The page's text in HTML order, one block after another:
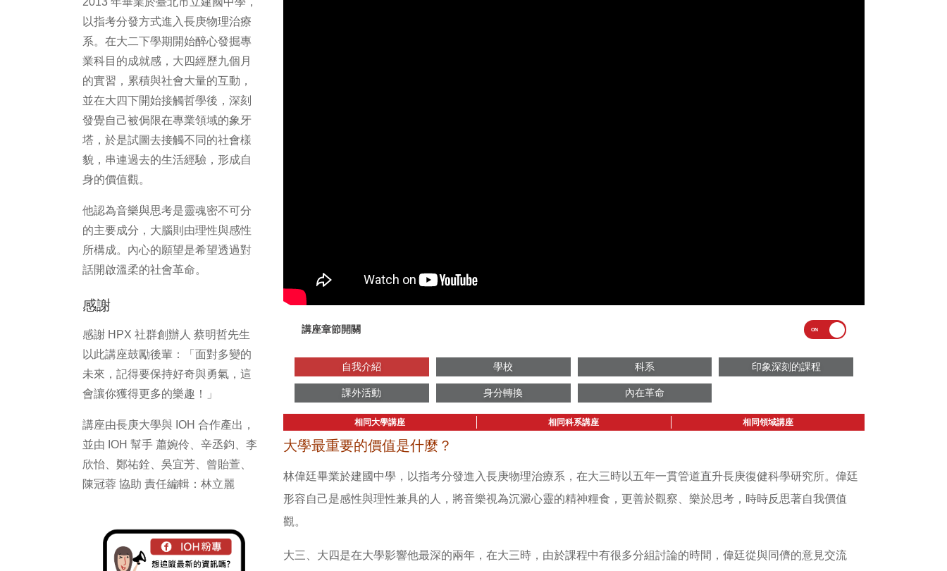
以指考分發方式進入長庚物理治療
系。在大二下學期開始醉心發掘專
業科目的成就感，大四經歷九個月
的實習，累積與社會大量的互動，
並在大四下開始接觸哲學後，深刻
發覺自己被侷限在專業領域的象牙
塔，於是試圖去接觸不同的社會樣
貌，串連過去的生活經驗，形成自
身的價值觀。
他認為音樂與思考是靈魂密不可分
的主要成分，大腦則由理性與感性
所構成。內心的願望是希望透過對
話開啟溫柔的社會革命。
感謝
感謝 HPX 社群創辦人 蔡明哲先生
以此講座鼓勵後輩：「面對多變的
未來，記得要保持好奇與勇氣，這
會讓你獲得更多的樂趣！」
講座由長庚大學與 IOH 合作產出，
並由 IOH 幫手 蕭婉伶、辛丞鈞、李
欣怡、鄭祐銓、吳宜芳、曾貽萱、
陳冠蓉 協助 責任編輯：林立麗
講座章節開關
自我介紹 學校 科系 印象深刻的課程
課外活動 身分轉換 內在革命
相同大學講座 相同科系講座 相同領域講座
大學最重要的價值是什麼？
林偉廷畢業於建國中學，以指考分發進入長庚物理治療系，在大三時以五年一貫管道直升長庚復健科學研究所。偉廷
形容自己是感性與理性兼具的人，將音樂視為沉澱心靈的精神糧食，更善於觀察、樂於思考，時時反思著自我價值
觀。
大三、大四是在大學影響他最深的兩年，在大三時，由於課程中有很多分組討論的時間，偉廷從與同儕的意見交流